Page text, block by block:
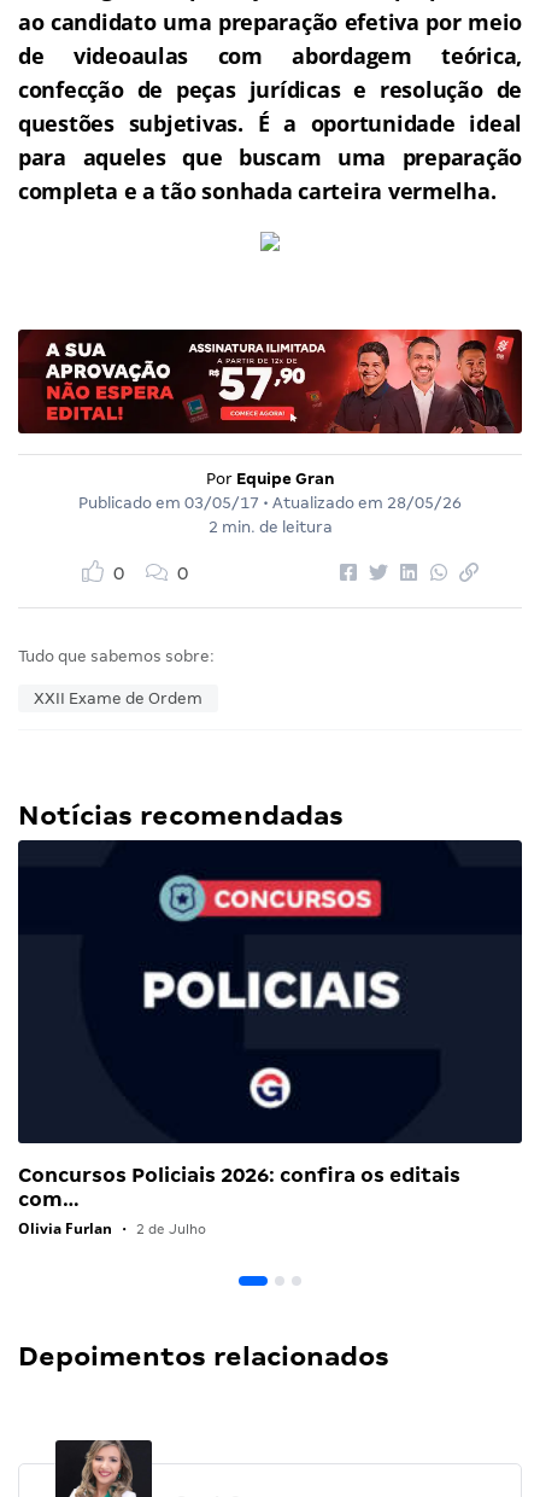
ao candidato uma preparação efetiva por meio
de videoaulas com abordagem teórica,
confecção de peças jurídicas e resolução de
questões subjetivas. É a oportunidade ideal
para aqueles que buscam uma preparação
completa e a tão sonhada carteira vermelha.
Por Equipe Gran
Publicado em 03/05/17 • Atualizado em 28/05/26
2 min. de leitura
0 0
Tudo que sabemos sobre:
XXII Exame de Ordem
Notícias recomendadas
Concursos Policiais 2026: confira os editais
com…
Olivia Furlan • 2 de Julho
Depoimentos relacionados